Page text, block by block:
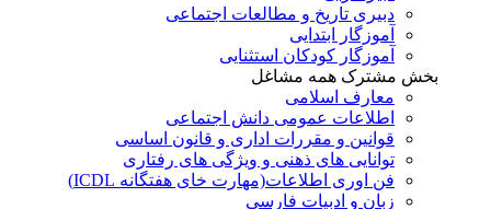
دبیری تاریخ و مطالعات اجتماعی
آموزگار ابتدایی
آموزگار کودکان استثنایی
بخش مشترک همه مشاغل
معارف اسلامی
اطلاعات عمومی دانش اجتماعی
قوانین و مقررات اداری و قانون اساسی
توانایی های ذهنی و ویژگی های رفتاری
فن اوری اطلاعات(مهارت خای هفتگانه ICDL)
زبان و ادبیات فارسی